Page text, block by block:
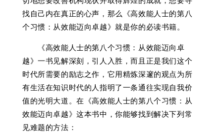
找自己内在真正的心声，那么《高效能人士的第八
个习惯：从效能迈向卓越》就是你的必读书籍。
《高效能人士的第八个习惯：从效能迈向卓
越》一书见解深刻，引人入胜，而且正是我们这个
时代所需要的励志之作，它用精炼深邃的观点为所
有生活在知识时代的人指明了一条通往实现自我价
值的光明大道。在《高效能人士的第八个习惯：从
效能迈向卓越》这本书中，你能够找到解决下列常
见难题的方法：